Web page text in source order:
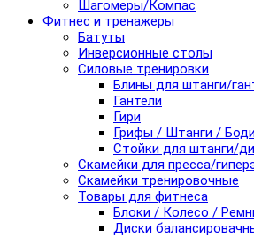
Шагомеры/Компас
Фитнес и тренажеры
Батуты
Инверсионные столы
Силовые тренировки
Блины для штанги/
Гантели
Гири
Грифы / Штанги /
Стойки для штанги/
Скамейки для пресса/
Скамейки тренировочные
Товары для фитнеса
Блоки / Колесо /
Диски